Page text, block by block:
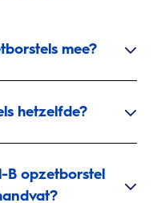
mee?
hetzelfde?
B opzetborstel